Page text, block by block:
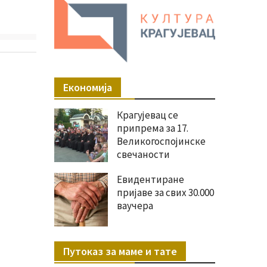
Економија
Крагујевац се
припрема за 17.
Великогоспојинске
свечаности
Евидентиране
пријаве за свих 30.000
ваучера
Путоказ за маме и тате